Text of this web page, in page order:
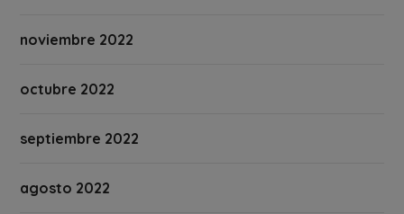
noviembre 2022
octubre 2022
septiembre 2022
agosto 2022